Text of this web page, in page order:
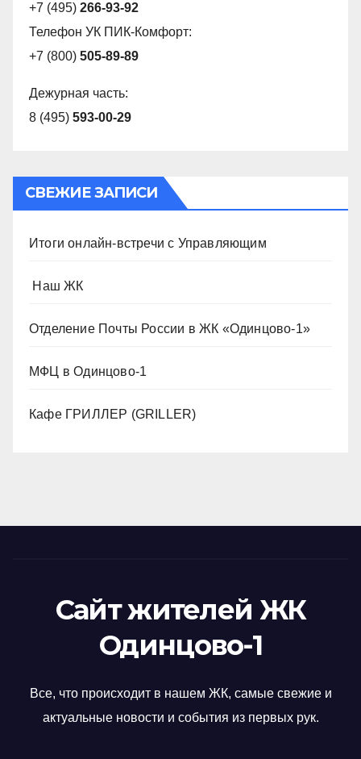
+7 (495) 266-93-92
Телефон УК ПИК-Комфорт:
+7 (800) 505-89-89
Дежурная часть:
8 (495) 593-00-29
СВЕЖИЕ ЗАПИСИ
Итоги онлайн-встречи с Управляющим
️ Наш ЖК
Отделение Почты России в ЖК «Одинцово-1»
МФЦ в Одинцово-1
Кафе ГРИЛЛЕР (GRILLER)
Сайт жителей ЖК
Одинцово-1
Все, что происходит в нашем ЖК, самые свежие и
актуальные новости и события из первых рук.